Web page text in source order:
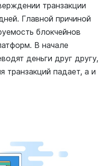
транзакции
Главной причиной
блокчейнов
В начале
деньги друг другу,
транзакций падает, а и